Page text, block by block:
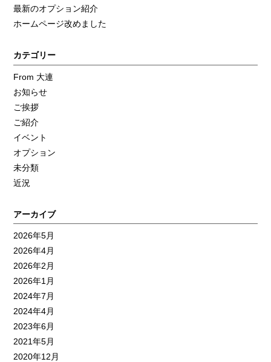
最新のオプション紹介
ホームページ改めました
カテゴリー
From 大連
お知らせ
ご挨拶
ご紹介
イベント
オプション
未分類
近況
アーカイブ
2026年5月
2026年4月
2026年2月
2026年1月
2024年7月
2024年4月
2023年6月
2021年5月
2020年12月